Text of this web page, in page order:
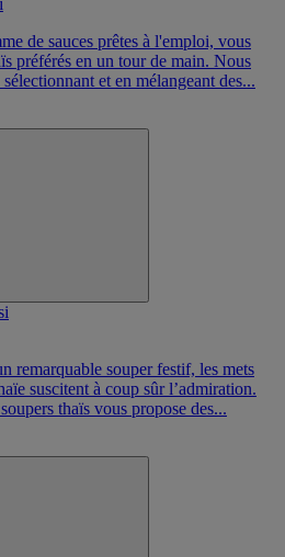
de sauces prêtes à l'emploi, vous
préférés en un tour de main. Nous
et en mélangeant des...
remarquable souper festif, les mets
suscitent à coup sûr l’admiration.
thaïs vous propose des...